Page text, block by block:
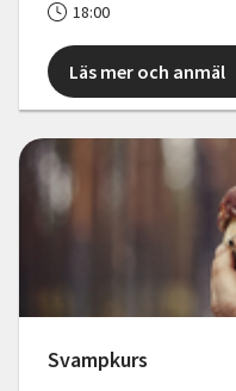
18:00
Läs mer och anmäl
Svampkurs